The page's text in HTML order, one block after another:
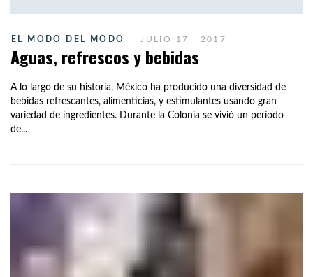
EL MODO DEL MODO JULIO 17 | 2017
Aguas, refrescos y bebidas
A lo largo de su historia, México ha producido una diversidad de
bebidas refrescantes, alimenticias, y estimulantes usando gran
variedad de ingredientes. Durante la Colonia se vivió un período
de...